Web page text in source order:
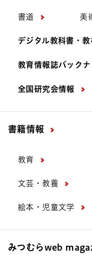
書道 美
デジタル教科書・教
教育情報誌バックナ
全国研究会情報
書籍情報
教育
文芸・教養
絵本・児童文学
みつむらweb